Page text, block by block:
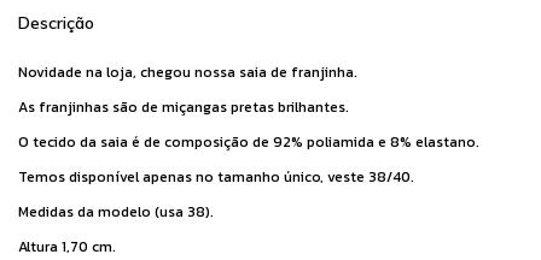
Descrição
Novidade na loja, chegou nossa saia de franjinha.
As franjinhas são de miçangas pretas brilhantes.
O tecido da saia é de composição de 92% poliamida e 8% elastano.
Temos disponível apenas no tamanho único, veste 38/40.
Medidas da modelo (usa 38).
Altura 1,70 cm.